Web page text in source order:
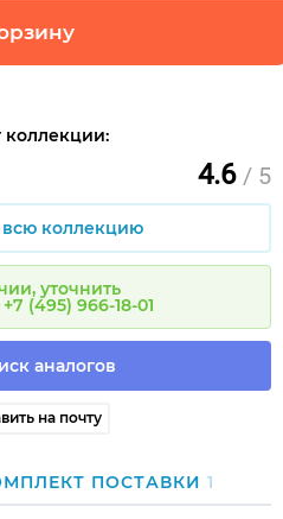
коллекции:
4.6 / 5
всю коллекцию
уточнить
(495) 966-18-01
аналогов
на почту
ПОСТАВКИ 1